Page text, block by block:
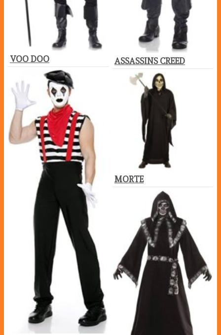
ASSASSINS CREED
VOO DOO
MORTE